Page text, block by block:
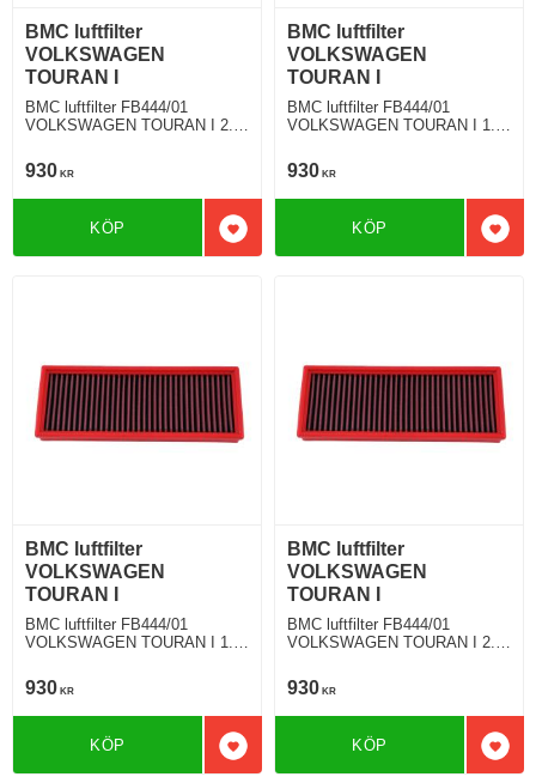
BMC luftfilter
VOLKSWAGEN
TOURAN I
BMC luftfilter FB444/01
VOLKSWAGEN TOURAN I 2.0
930 KR
Lägg till i favoriter
KÖP
BMC luftfilter
VOLKSWAGEN
TOURAN I
BMC luftfilter FB444/01
VOLKSWAGEN TOURAN I 1.9
930 KR
KÖP
BMC luftfilter
VOLKSWAGEN
TOURAN I
BMC luftfilter FB444/01
VOLKSWAGEN TOURAN I 1.9
930 KR
Lägg till i favoriter
KÖP
BMC luftfilter
VOLKSWAGEN
TOURAN I
BMC luftfilter FB444/01
VOLKSWAGEN TOURAN I 2.0
930 KR
KÖP